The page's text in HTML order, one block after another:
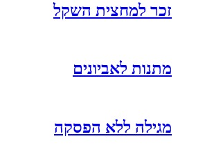
זכר למחצית השקל
מתנות לאביונים
מגילה ללא הפסקה